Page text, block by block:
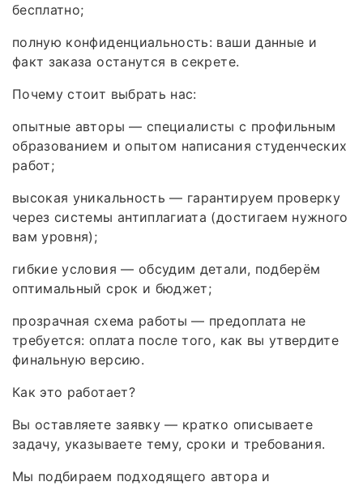
бесплатно;
полную конфиденциальность: ваши данные и
факт заказа останутся в секрете.
Почему стоит выбрать нас:
опытные авторы — специалисты с профильным
образованием и опытом написания студенческих
работ;
высокая уникальность — гарантируем проверку
через системы антиплагиата (достигаем нужного
вам уровня);
гибкие условия — обсудим детали, подберём
оптимальный срок и бюджет;
прозрачная схема работы — предоплата не
требуется: оплата после того, как вы утвердите
финальную версию.
Как это работает?
Вы оставляете заявку — кратко описываете
задачу, указываете тему, сроки и требования.
Мы подбираем подходящего автора и